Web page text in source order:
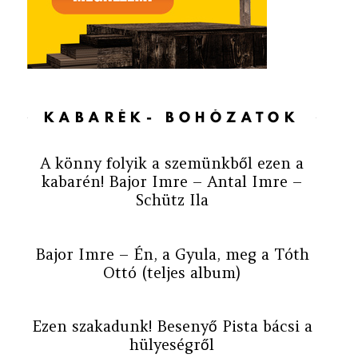
KABARÉK- BOHÓZATOK
A könny folyik a szemünkből ezen a
kabarén! Bajor Imre – Antal Imre –
Schütz Ila
Bajor Imre – Én, a Gyula, meg a Tóth
Ottó (teljes album)
Ezen szakadunk! Besenyő Pista bácsi a
hülyeségről